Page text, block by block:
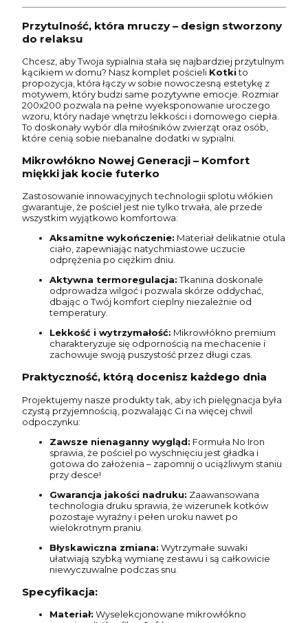
Przytulność, która mruczy – design stworzony
do relaksu
Chcesz, aby Twoja sypialnia stała się najbardziej przytulnym
kącikiem w domu? Nasz komplet pościeli Kotkito
propozycja, która łączy w sobie nowoczesną estetykę z
motywem, który budzi same pozytywne emocje. Rozmiar
200x200 pozwala na pełne wyeksponowanie uroczego
wzoru, który nadaje wnętrzu lekkości i domowego ciepła.
To doskonały wybór dla miłośników zwierząt oraz osób,
które cenią sobie niebanalne dodatki w sypialni.
Mikrowłókno Nowej Generacji – Komfort
miękki jak kocie futerko
Zastosowanie innowacyjnych technologii splotu włókien
gwarantuje, że pościel jest nie tylko trwała, ale przede
wszystkim wyjątkowo komfortowa:
Aksamitne wykończenie: Materiał delikatnie otula
ciało, zapewniając natychmiastowe uczucie
odprężenia po ciężkim dniu.
Aktywna termoregulacja:Tkanina doskonale
odprowadza wilgoć i pozwala skórze oddychać,
dbając o Twój komfort cieplny niezależnie od
temperatury.
Lekkość i wytrzymałość: Mikrowłókno premium
charakteryzuje się odpornością na mechacenie i
zachowuje swoją puszystość przez długi czas.
Praktyczność, którą docenisz każdego dnia
Projektujemy nasze produkty tak, aby ich pielęgnacja była
czystą przyjemnością, pozwalając Ci na więcej chwil
odpoczynku:
Zawsze nienaganny wygląd: Formuła No Iron
sprawia, że pościel po wyschnięciu jest gładka i
gotowa do założenia – zapomnij o uciążliwym staniu
przy desce!
Gwarancja jakości nadruku: Zaawansowana
technologia druku sprawia, że wizerunek kotków
pozostaje wyraźny i pełen uroku nawet po
wielokrotnym praniu.
Błyskawiczna zmiana: Wytrzymałe suwaki
ułatwiają szybką wymianę zestawu i są całkowicie
niewyczuwalne podczas snu.
Specyfikacja:
Materiał: Wyselekcjonowane mikrowłókno